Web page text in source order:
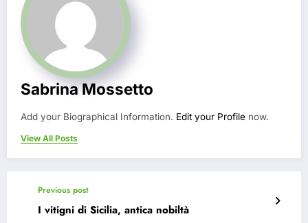
Sabrina Mossetto
Add your Biographical Information. Edit your Profile now.
View All Posts
Previous post
I vitigni di Sicilia, antica nobiltà